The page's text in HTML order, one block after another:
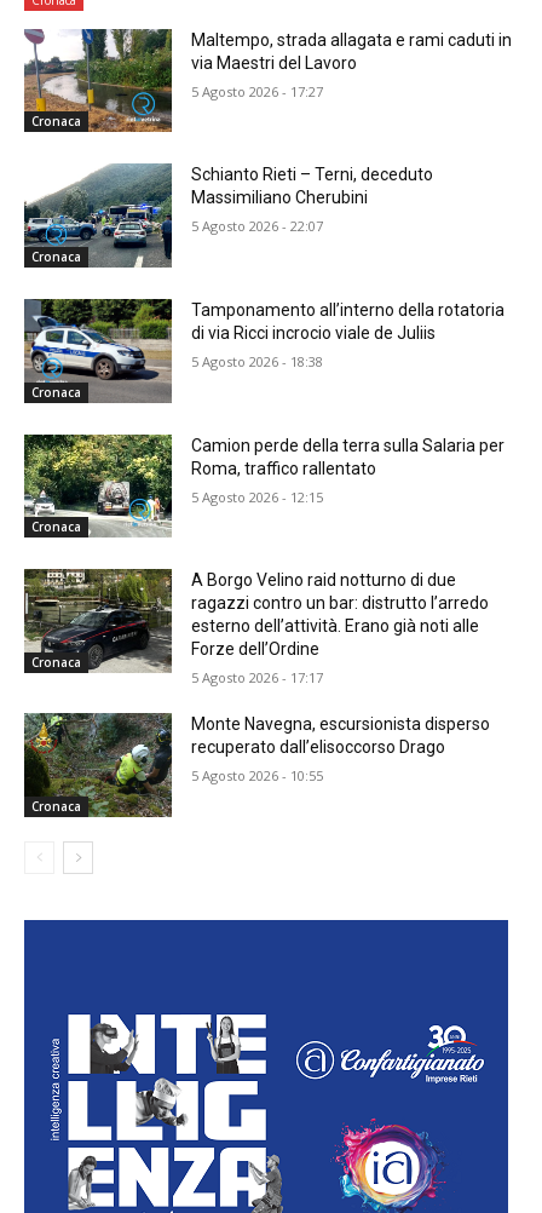
Cronaca
Maltempo, strada allagata e rami caduti in
via Maestri del Lavoro
5 Agosto 2026 - 17:27
Cronaca
Schianto Rieti – Terni, deceduto
Massimiliano Cherubini
5 Agosto 2026 - 22:07
Cronaca
Tamponamento all’interno della rotatoria
di via Ricci incrocio viale de Juliis
5 Agosto 2026 - 18:38
Cronaca
Camion perde della terra sulla Salaria per
Roma, traffico rallentato
5 Agosto 2026 - 12:15
Cronaca
A Borgo Velino raid notturno di due
ragazzi contro un bar: distrutto l’arredo
esterno dell’attività. Erano già noti alle
Forze dell’Ordine
5 Agosto 2026 - 17:17
Cronaca
Monte Navegna, escursionista disperso
recuperato dall’elisoccorso Drago
5 Agosto 2026 - 10:55